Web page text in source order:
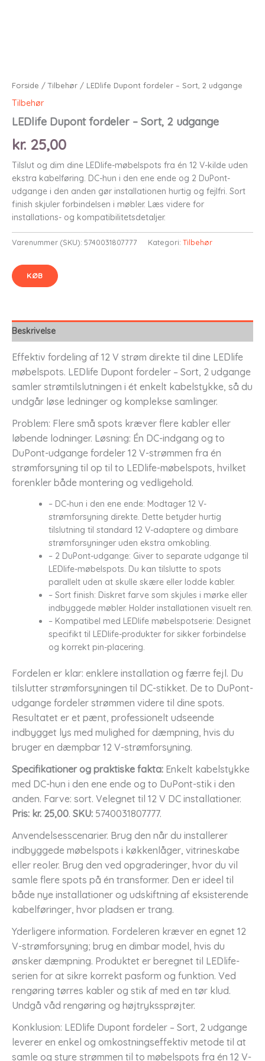
Forside /Tilbehør / LEDlife Dupont fordeler – Sort, 2 udgange
Tilbehør
LEDlife Dupont fordeler – Sort, 2 udgange
kr. 25,00
Tilslut og dim dine LEDlife-møbelspots fra én 12 V-kilde uden
ekstra kabelføring. DC-hun i den ene ende og 2 DuPont-
udgange i den anden gør installationen hurtig og fejlfri. Sort
finish skjuler forbindelsen i møbler. Læs videre for
installations- og kompatibilitetsdetaljer.
Varenummer (SKU): 5740031807777 Kategori: Tilbehør
KØB
Beskrivelse
Effektiv fordeling af 12 V strøm direkte til dine LEDlife
møbelspots. LEDlife Dupont fordeler – Sort, 2 udgange
samler strømtilslutningen i ét enkelt kabelstykke, så du
undgår løse ledninger og komplekse samlinger.
Problem: Flere små spots kræver flere kabler eller
løbende lodninger. Løsning: Én DC-indgang og to
DuPont-udgange fordeler 12 V-strømmen fra én
strømforsyning til op til to LEDlife-møbelspots, hvilket
forenkler både montering og vedligehold.
– DC-hun i den ene ende: Modtager 12 V-
strømforsyning direkte. Dette betyder hurtig
tilslutning til standard 12 V-adaptere og dimbare
strømforsyninger uden ekstra omkobling.
– 2 DuPont-udgange: Giver to separate udgange til
LEDlife-møbelspots. Du kan tilslutte to spots
parallelt uden at skulle skære eller lodde kabler.
– Sort finish: Diskret farve som skjules i mørke eller
indbyggede møbler. Holder installationen visuelt ren.
– Kompatibel med LEDlife møbelspotserie: Designet
specifikt til LEDlife-produkter for sikker forbindelse
og korrekt pin-placering.
Fordelen er klar: enklere installation og færre fejl. Du
tilslutter strømforsyningen til DC-stikket. De to DuPont-
udgange fordeler strømmen videre til dine spots.
Resultatet er et pænt, professionelt udseende
indbygget lys med mulighed for dæmpning, hvis du
bruger en dæmpbar 12 V-strømforsyning.
Specifikationer og praktiske fakta: Enkelt kabelstykke
med DC-hun i den ene ende og to DuPont-stik i den
anden. Farve: sort. Velegnet til 12 V DC installationer.
Pris: kr. 25,00. SKU: 5740031807777.
Anvendelsesscenarier. Brug den når du installerer
indbyggede møbelspots i køkkenlåger, vitrineskabe
eller reoler. Brug den ved opgraderinger, hvor du vil
samle flere spots på én transformer. Den er ideel til
både nye installationer og udskiftning af eksisterende
kabelføringer, hvor pladsen er trang.
Yderligere information. Fordeleren kræver en egnet 12
V-strømforsyning; brug en dimbar model, hvis du
ønsker dæmpning. Produktet er beregnet til LEDlife-
serien for at sikre korrekt pasform og funktion. Ved
rengøring tørres kabler og stik af med en tør klud.
Undgå våd rengøring og højtrykssprøjter.
Konklusion: LEDlife Dupont fordeler – Sort, 2 udgange
leverer en enkel og omkostningseffektiv metode til at
samle og styre strømmen til to møbelspots fra én 12 V-